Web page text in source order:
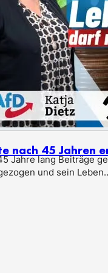
nach 45 Jahren
Jahre lang Beiträge
und sein